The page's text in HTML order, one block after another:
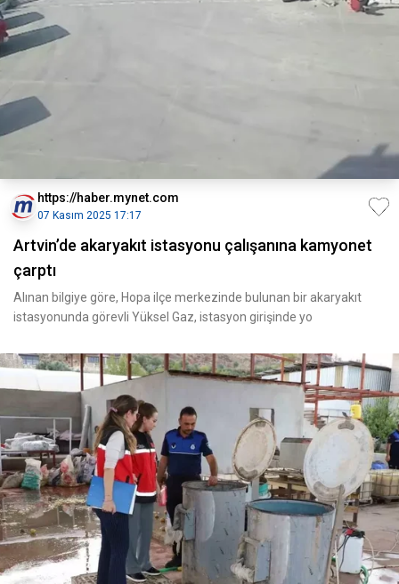
https://haber.mynet.com
07 Kasım 2025 17:17
Artvin’de akaryakıt istasyonu çalışanına kamyonet
çarptı
Alınan bilgiye göre, Hopa ilçe merkezinde bulunan bir akaryakıt
istasyonunda görevli Yüksel Gaz, istasyon girişinde yo